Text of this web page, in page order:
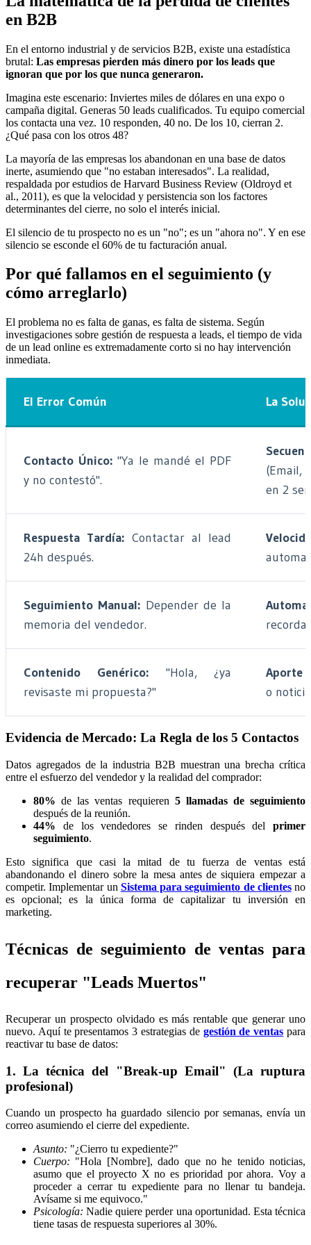
en B2B
En el entorno industrial y de servicios B2B, existe una estadística
brutal: Las empresas pierden más dinero por los leads que
ignoran que por los que nunca generaron.
Imagina este escenario: Inviertes miles de dólares en una expo o
campaña digital. Generas 50 leads cualificados. Tu equipo comercial
los contacta una vez. 10 responden, 40 no. De los 10, cierran 2.
¿Qué pasa con los otros 48?
La mayoría de las empresas los abandonan en una base de datos
inerte, asumiendo que "no estaban interesados". La realidad,
respaldada por estudios de Harvard Business Review (Oldroyd et
al., 2011), es que la velocidad y persistencia son los factores
determinantes del cierre, no solo el interés inicial.
El silencio de tu prospecto no es un "no"; es un "ahora no". Y en ese
silencio se esconde el 60% de tu facturación anual.
Por qué fallamos en el seguimiento (y
cómo arreglarlo)
El problema no es falta de ganas, es falta de sistema. Según
investigaciones sobre gestión de respuesta a leads, el tiempo de vida
de un lead online es extremadamente corto si no hay intervención
inmediata.
El Error Común La
Contacto Único: "Ya le mandé el PDF
y no contestó".
(Email,
en 2
Respuesta Tardía: Contactar al lead
24h después.
Seguimiento Manual: Depender de la
memoria del vendedor.
Contenido Genérico: "Hola, ¿ya
revisaste mi propuesta?"
Aporte
o
Evidencia de Mercado: La Regla de los 5 Contactos
Datos agregados de la industria B2B muestran una brecha crítica
entre el esfuerzo del vendedor y la realidad del comprador:
80% de las ventas requieren 5 llamadas de seguimiento
después de la reunión.
44% de los vendedores se rinden después del primer
seguimiento.
Esto significa que casi la mitad de tu fuerza de ventas está
abandonando el dinero sobre la mesa antes de siquiera empezar a
competir. Implementar un Sistema para seguimiento de clientesno
es opcional; es la única forma de capitalizar tu inversión en
marketing.
Técnicas de seguimiento de ventas para
recuperar "Leads Muertos"
Recuperar un prospecto olvidado es más rentable que generar uno
nuevo. Aquí te presentamos 3 estrategias de gestión de ventas para
reactivar tu base de datos:
1. La técnica del "Break-up Email" (La ruptura
profesional)
Cuando un prospecto ha guardado silencio por semanas, envía un
correo asumiendo el cierre del expediente.
Asunto: "¿Cierro tu expediente?"
Cuerpo: "Hola [Nombre], dado que no he tenido noticias,
asumo que el proyecto X no es prioridad por ahora. Voy a
proceder a cerrar tu expediente para no llenar tu bandeja.
Avísame si me equivoco."
Psicología: Nadie quiere perder una oportunidad. Esta técnica
tiene tasas de respuesta superiores al 30%.